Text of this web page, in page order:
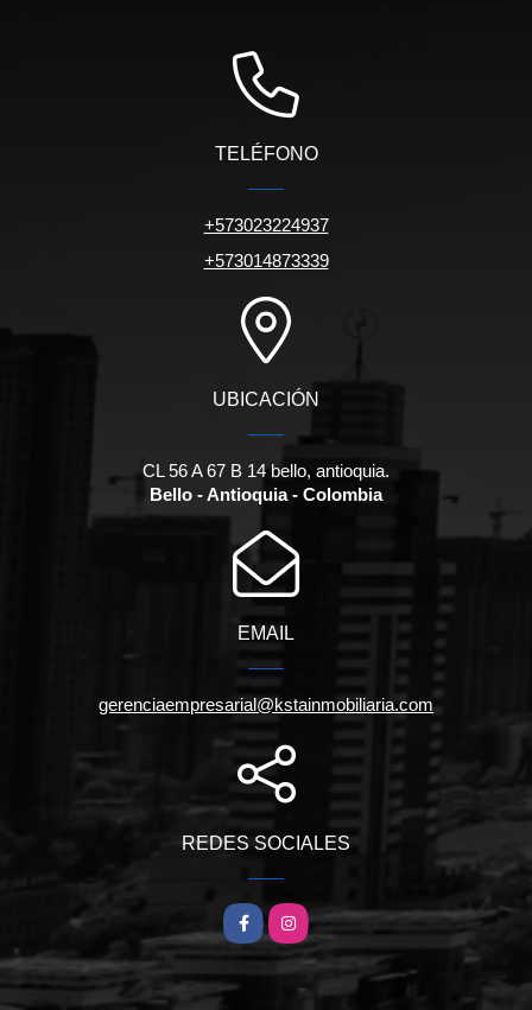
TELÉFONO
+573023224937
+573014873339
UBICACIÓN
CL 56 A 67 B 14 bello, antioquia.
Bello - Antioquia - Colombia
EMAIL
gerenciaempresarial@kstainmobiliaria.com
REDES SOCIALES
FacebookInstagram